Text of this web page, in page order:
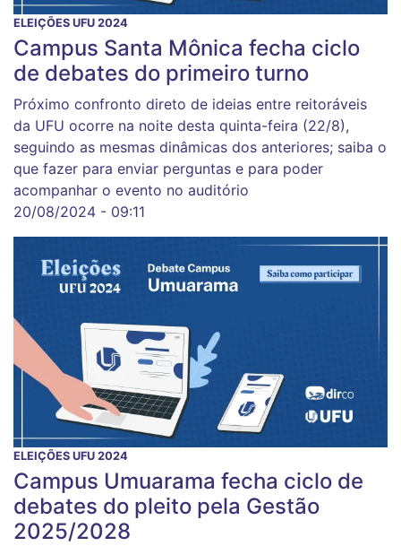
ELEIÇÕES UFU 2024
Campus Santa Mônica fecha ciclo
de debates do primeiro turno
Próximo confronto direto de ideias entre reitoráveis
da UFU ocorre na noite desta quinta-feira (22/8),
seguindo as mesmas dinâmicas dos anteriores; saiba o
que fazer para enviar perguntas e para poder
acompanhar o evento no auditório
20/08/2024 - 09:11
ELEIÇÕES UFU 2024
Campus Umuarama fecha ciclo de
debates do pleito pela Gestão
2025/2028